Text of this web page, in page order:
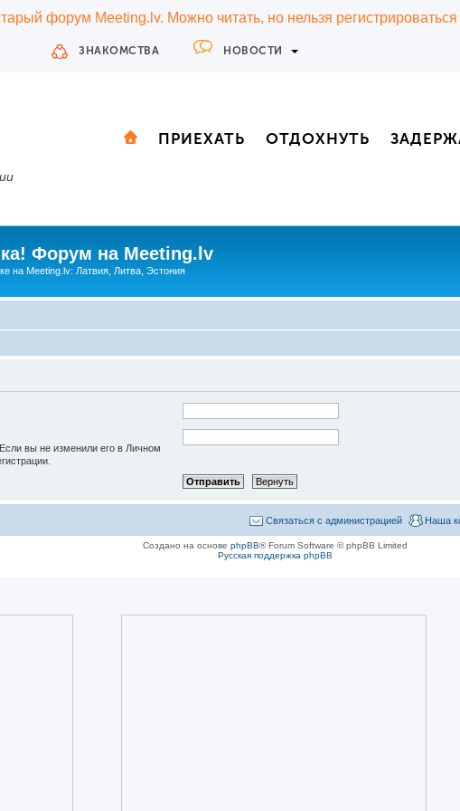
форум Meeting.lv. Можно читать, но нельзя регистрироваться
ЗНАКОМСТВА НОВОСТИ
ПРИЕХАТЬ ОТДОХНУТЬ
Форум на Meeting.lv
на Meeting.lv: Латвия, Литва, Эстония
вы не изменили его в Личном
Наша
Связаться с администрацией
Создано на основе phpBB® Forum Software © phpBB Limited
Русская поддержка phpBB